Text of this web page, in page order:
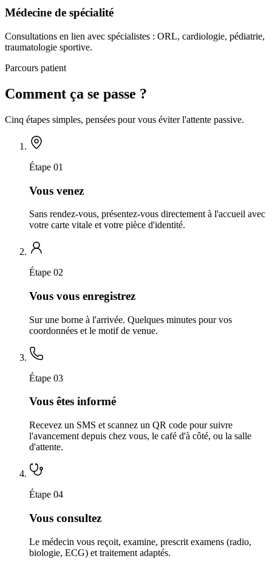
Médecine de spécialité
Consultations en lien avec spécialistes : ORL, cardiologie, pédiatrie,
traumatologie sportive.
Parcours patient
Comment ça se passe ?
Cinq étapes simples, pensées pour vous éviter l'attente passive.
Étape 01
Vous venez
Sans rendez-vous, présentez-vous directement à l'accueil avec
votre carte vitale et votre pièce d'identité.
Étape 02
Vous vous enregistrez
Sur une borne à l'arrivée. Quelques minutes pour vos
coordonnées et le motif de venue.
Étape 03
Vous êtes informé
Recevez un SMS et scannez un QR code pour suivre
l'avancement depuis chez vous, le café d'à côté, ou la salle
d'attente.
Étape 04
Vous consultez
Le médecin vous reçoit, examine, prescrit examens (radio,
biologie, ECG) et traitement adaptés.